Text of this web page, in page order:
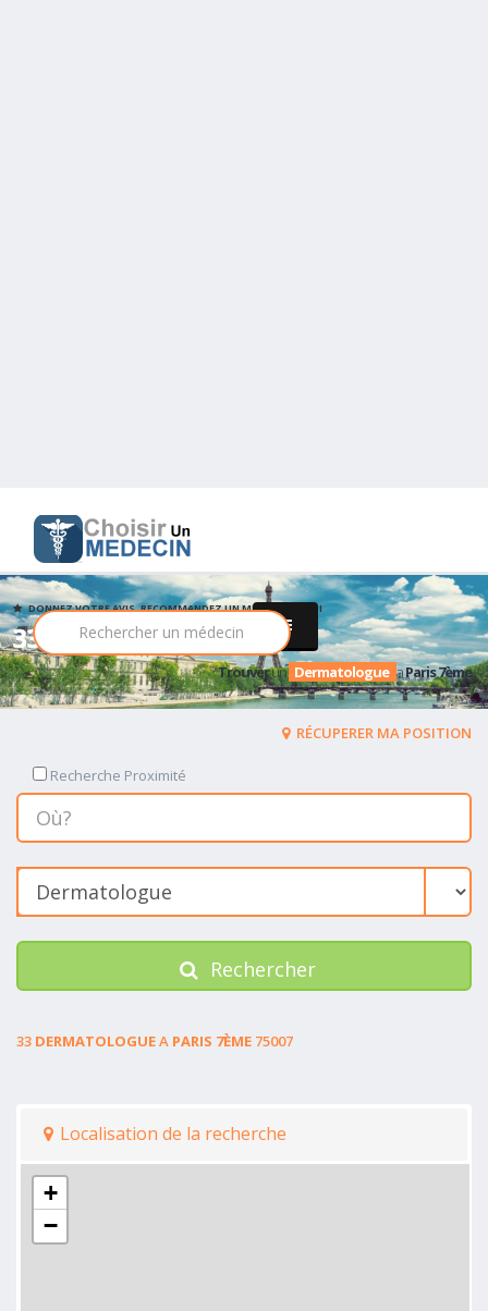
33 Dermatologue
DONNEZ VOTRE AVIS, RECOMMANDEZ UN MEDECIN PARMI
Trouverun Dermatologue aParis 7ème
RÉCUPERER MA POSITION
Recherche Proximité
Rechercher
33 DERMATOLOGUEA PARIS 7ÈME 75007
Localisation de la recherche
+
−